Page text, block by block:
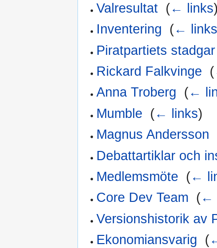
Valresultat (← links
Inventering (←
Piratpartiets
Rickard Falkvinge (
Anna Troberg (←
Mumble (← links)
Magnus Andersson
Debattartiklar och
Medlemsmöte (←
Core Dev Team (←
Versionshistorik av
Ekonomiansvarig (